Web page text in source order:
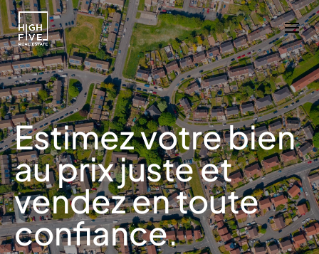
Estimez votre bien
au prix juste et
vendez en toute
confiance.